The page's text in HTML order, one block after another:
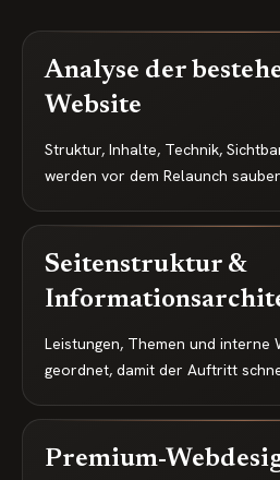
Analyse der
Website
Struktur, Inhalte, Technik,
werden vor dem Relaunch
Seitenstruktur &
Leistungen, Themen und interne
geordnet, damit der Auftritt
Premium-